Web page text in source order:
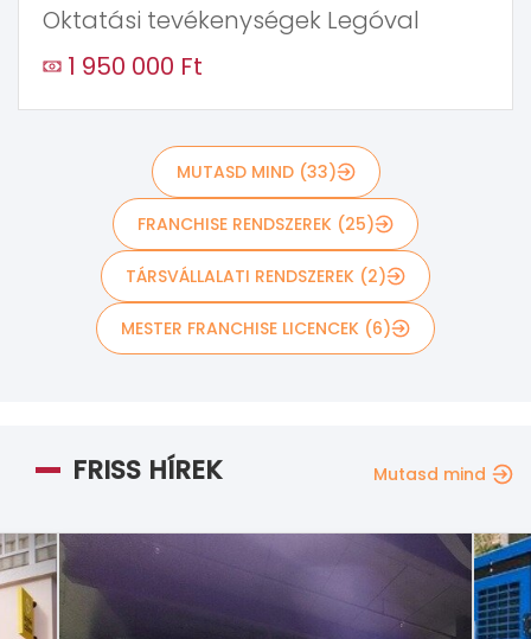
Oktatási tevékenységek Legóval
1 950 000 Ft
MUTASD MIND (33)
FRANCHISE RENDSZEREK (25)
TÁRSVÁLLALATI RENDSZEREK (2)
MESTER FRANCHISE LICENCEK (6)
FRISS HÍREK Mutasd mind